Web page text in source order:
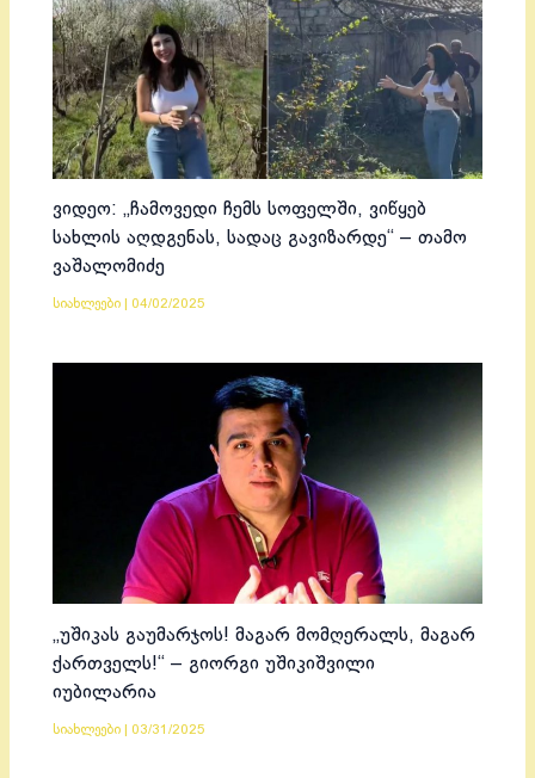
ვიდეო: „ჩამოვედი ჩემს სოფელში, ვიწყებ
სახლის აღდგენას, სადაც გავიზარდე“ – თამო
ვაშალომიძე
სიახლეები 04/02/2025
„უშიკას გაუმარჯოს! მაგარ მომღერალს, მაგარ
ქართველს!“ – გიორგი უშიკიშვილი
იუბილარია
სიახლეები 03/31/2025